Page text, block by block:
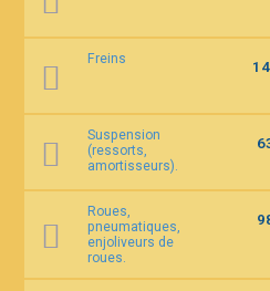
Freins
Suspension
(ressorts,
amortisseurs).
Roues,
pneumatiques,
enjoliveurs de
roues.